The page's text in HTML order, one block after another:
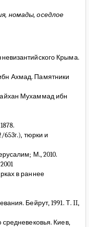
номады, оседлое
Крыма.
Ахмад. Памятники
Мухаммад ибн
тюрки и
М., 2010.
в раннее
Бейрут, 1991. Т. II,
Киев,